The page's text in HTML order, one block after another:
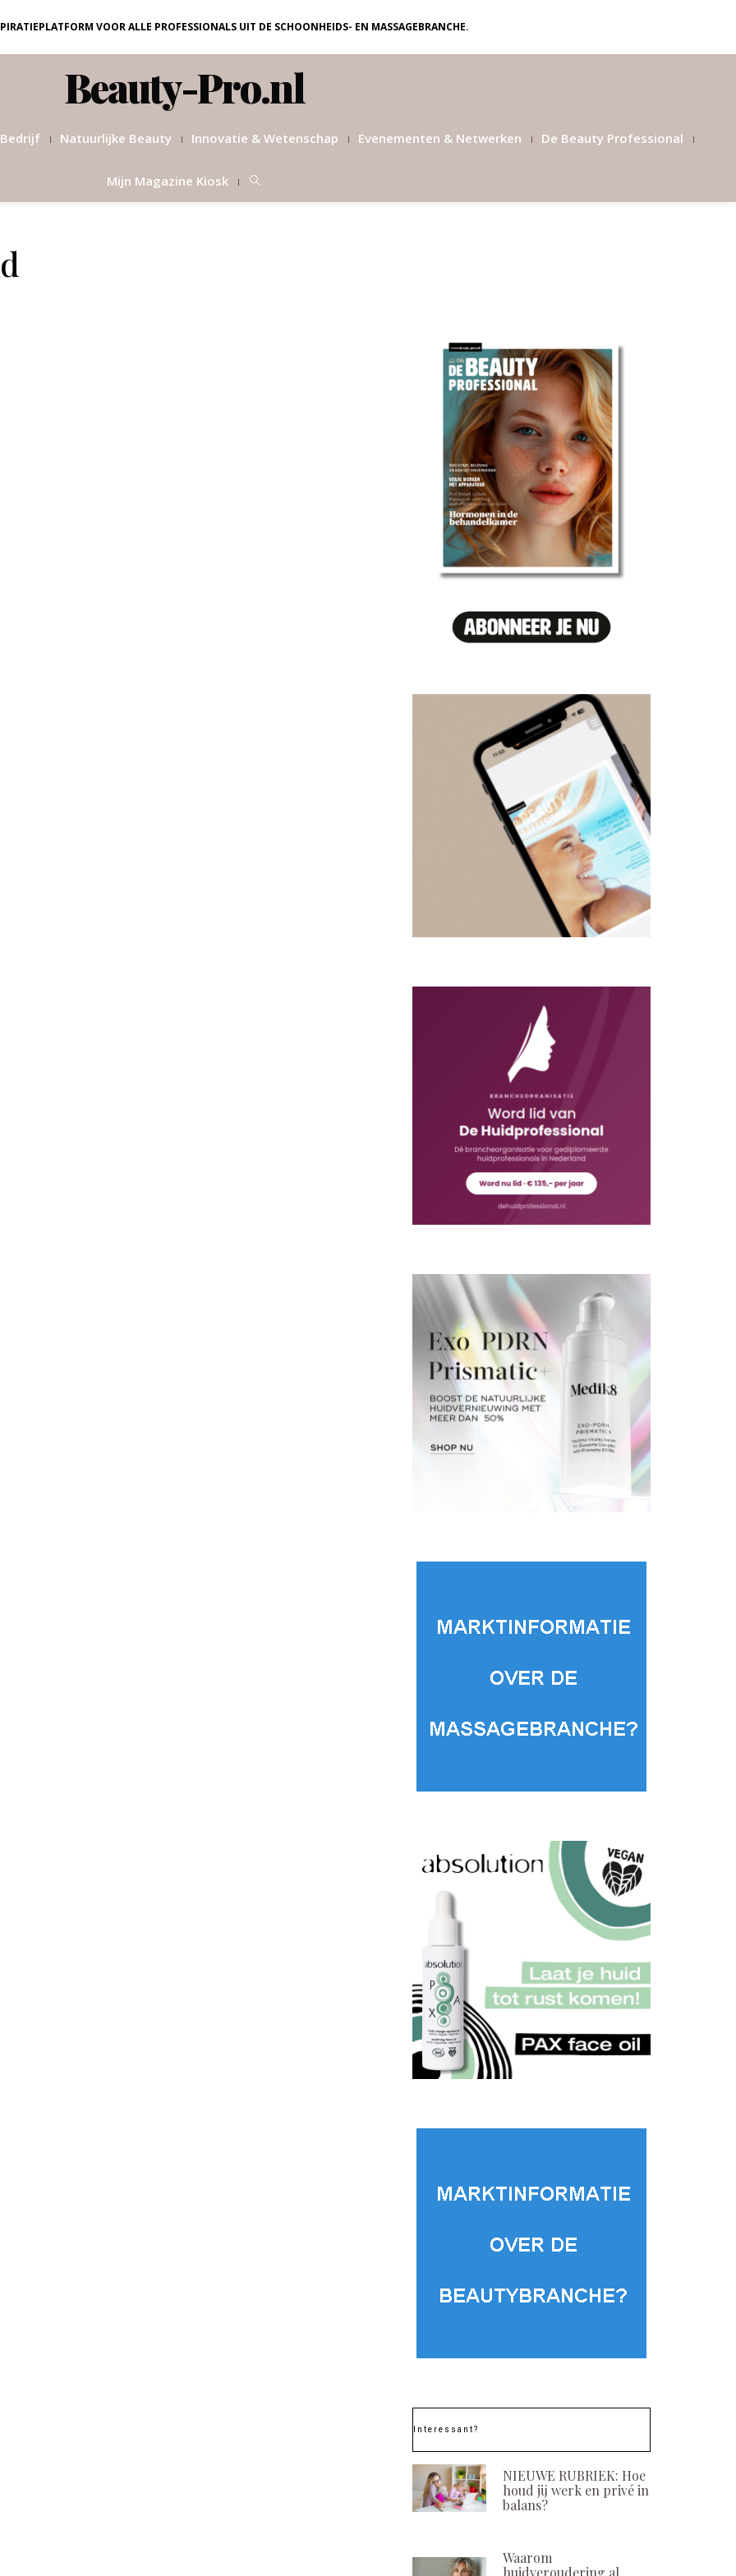
VOOR ALLE PROFESSIONALS UIT DE SCHOONHEIDS- EN MASSAGEBRANCHE.
Beauty-Pro.nl
Natuurlijke Beauty Innovatie & Wetenschap Evenementen & Netwerken De Beauty Professional
Mijn Magazine Kiosk
Interessant?
NIEUWE RUBRIEK: Hoe
houd jij werk en privé in
balans?
Waarom
huidveroudering al